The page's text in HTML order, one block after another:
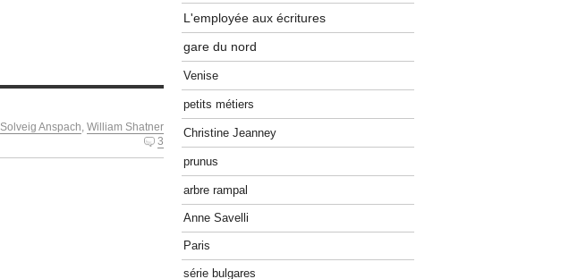
Solveig Anspach William Shatner
3
L'employée aux écritures
gare du nord
Venise
petits métiers
Christine Jeanney
prunus
arbre rampal
Anne Savelli
Paris
série bulgares